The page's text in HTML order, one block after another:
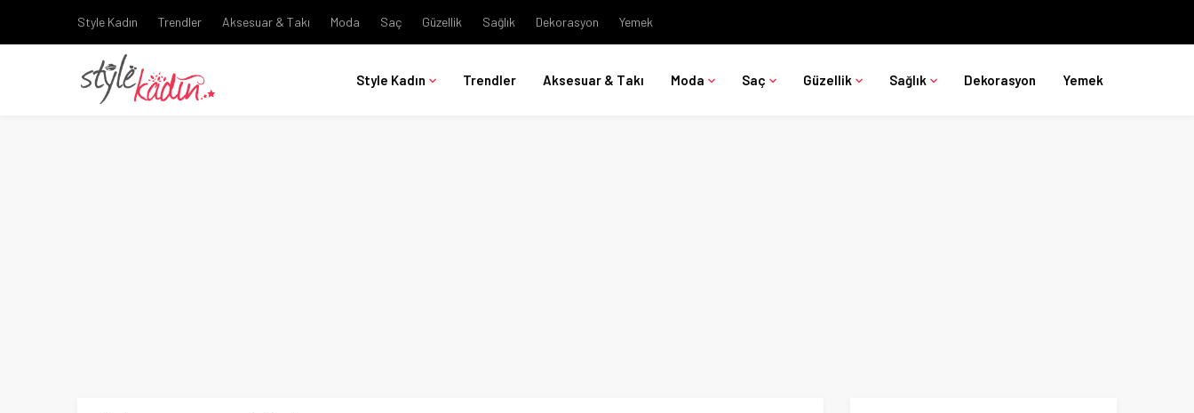
Style Kadın Trendler Aksesuar & Takı Moda Saç Güzellik Sağlık Dekorasyon Yemek
Style Kadın Trendler Aksesuar & Takı Moda Saç Güzellik Sağlık Dekorasyon Yemek